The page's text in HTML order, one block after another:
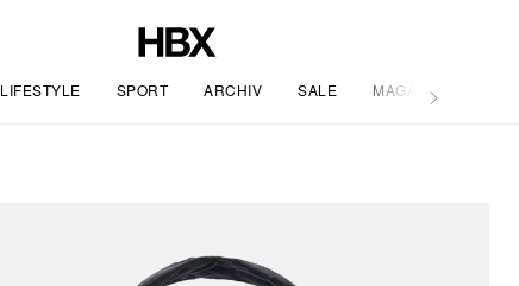
LIFESTYLE SPORT ARCHIV SALE MAGAZIN